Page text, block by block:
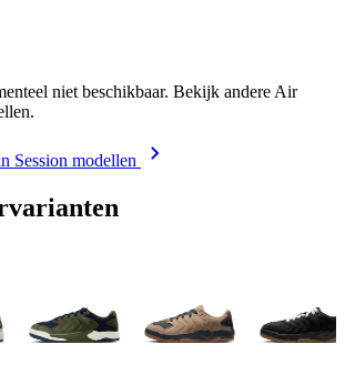
niet beschikbaar. Bekijk andere Air
Session modellen